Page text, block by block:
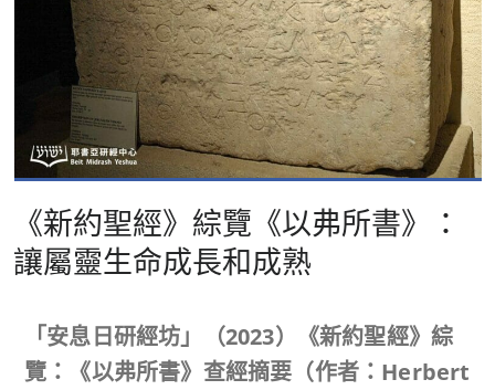
《新約聖經》綜覽《以弗所書》：
讓屬靈生命成長和成熟
「安息日研經坊」（2023）《新約聖經》綜
覽：《以弗所書》查經摘要（作者： Herbert